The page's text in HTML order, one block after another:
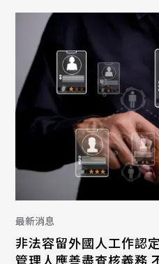
最新消息
非法容留外國人工作認
管理人應善盡查核義務